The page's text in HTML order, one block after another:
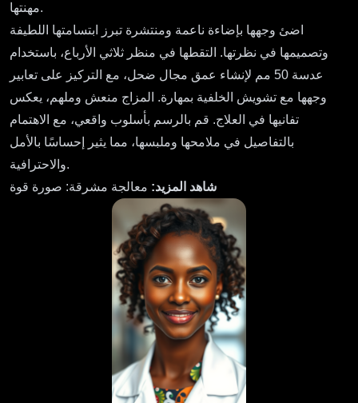
مهنتها.
اضئ وجهها بإضاءة ناعمة ومنتشرة تبرز ابتسامتها اللطيفة
وتصميمها في نظرتها. التقطها في منظر ثلاثي الأرباع، باستخدام
عدسة 50 مم لإنشاء عمق مجال ضحل، مع التركيز على تعابير
وجهها مع تشويش الخلفية بمهارة. المزاج منعش وملهم، يعكس
تفانيها في العلاج. قم بالرسم بأسلوب واقعي، مع الاهتمام
بالتفاصيل في ملامحها وملبسها، مما يثير إحساسًا بالأمل
والاحترافية.
شاهد المزيد: معالجة مشرقة: صورة قوة